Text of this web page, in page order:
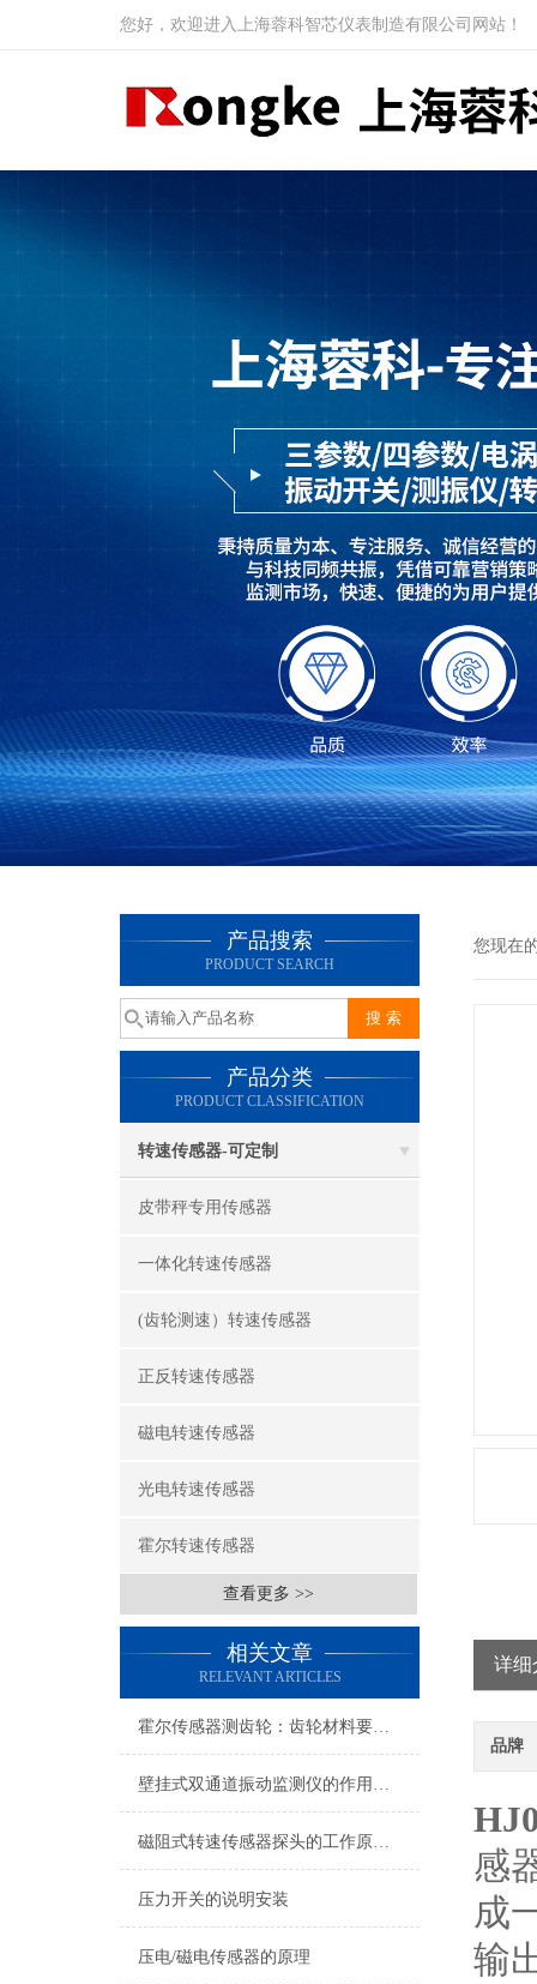
您好，欢迎进入上海蓉科智芯仪表制造有限公司网站！
产品搜索
PRODUCT SEARCH
产品分类
PRODUCT CLASSIFICATION
转速传感器-可定制
皮带秤专用传感器
一体化转速传感器
(齿轮测速）转速传感器
正反转速传感器
磁电转速传感器
光电转速传感器
霍尔转速传感器
查看更多 >>
相关文章
RELEVANT ARTICLES
霍尔传感器测齿轮：齿轮材料要求详解
壁挂式双通道振动监测仪的作用和参数
磁阻式转速传感器探头的工作原理及参数
压力开关的说明安装
压电/磁电传感器的原理
您现在
详细
品牌
感
成
输